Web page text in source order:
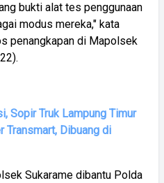
bukti alat tes penggunaan
modus mereka," kata
penangkapan di Mapolsek
Sopir Truk Lampung Timur
Transmart, Dibuang di
Sukarame dibantu Polda